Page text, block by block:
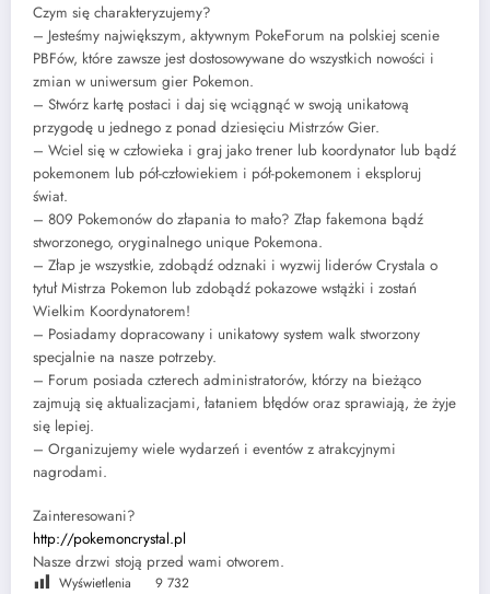
Czym się charakteryzujemy?
– Jesteśmy największym, aktywnym PokeForum na polskiej scenie
PBFów, które zawsze jest dostosowywane do wszystkich nowości i
zmian w uniwersum gier Pokemon.
– Stwórz kartę postaci i daj się wciągnąć w swoją unikatową
przygodę u jednego z ponad dziesięciu Mistrzów Gier.
– Wciel się w człowieka i graj jako trener lub koordynator lub bądź
pokemonem lub pół-człowiekiem i pół-pokemonem i eksploruj
świat.
– 809 Pokemonów do złapania to mało? Złap fakemona bądź
stworzonego, oryginalnego unique Pokemona.
– Złap je wszystkie, zdobądź odznaki i wyzwij liderów Crystala o
tytuł Mistrza Pokemon lub zdobądź pokazowe wstążki i zostań
Wielkim Koordynatorem!
– Posiadamy dopracowany i unikatowy system walk stworzony
specjalnie na nasze potrzeby.
– Forum posiada czterech administratorów, którzy na bieżąco
zajmują się aktualizacjami, łataniem błędów oraz sprawiają, że żyje
się lepiej.
– Organizujemy wiele wydarzeń i eventów z atrakcyjnymi
nagrodami.
Zainteresowani?
http://pokemoncrystal.pl
Nasze drzwi stoją przed wami otworem.
Wyświetlenia 9 732